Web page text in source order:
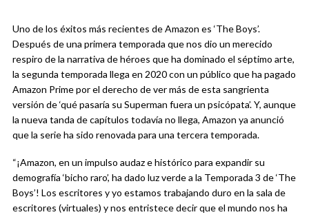
Uno de los éxitos más recientes de Amazon es ‘The Boys’.
Después de una primera temporada que nos dio un merecido
respiro de la narrativa de héroes que ha dominado el séptimo arte,
la segunda temporada llega en 2020 con un público que ha pagado
Amazon Prime por el derecho de ver más de esta sangrienta
versión de ‘qué pasaría su Superman fuera un psicópata’. Y, aunque
la nueva tanda de capítulos todavía no llega, Amazon ya anunció
que la serie ha sido renovada para una tercera temporada.
“¡Amazon, en un impulso audaz e histórico para expandir su
demografía ‘bicho raro’, ha dado luz verde a la Temporada 3 de ‘The
Boys’! Los escritores y yo estamos trabajando duro en la sala de
escritores (virtuales) y nos entristece decir que el mundo nos ha